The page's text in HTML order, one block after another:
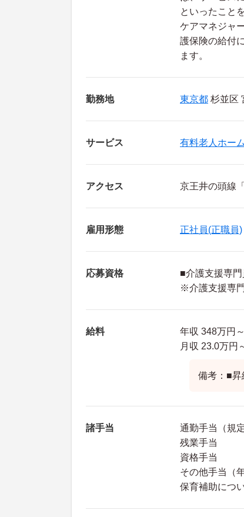
といったこと
ケアマネジャ
護保険の給付
ます。
勤務地 東京都 杉並区
サービス 有料老人ホーム
アクセス 京王井の頭線
雇用形態 正社員(正職員)
応募資格
■介護支援専門
※介護支援専
給料
年収 348万円
月収 23.0万
備考：■
諸手当
通勤手当（規
残業手当
資格手当
その他手当（
保育補助につ